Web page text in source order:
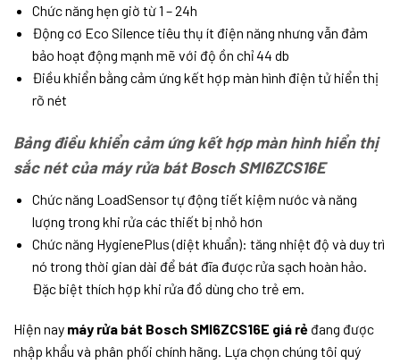
Chức năng hẹn giờ từ 1 – 24h
Động cơ Eco Silence tiêu thụ ít điện năng nhưng vẫn đảm
bảo hoạt động mạnh mẽ với độ ồn chỉ 44 db
Điều khiển bằng cảm ứng kết hợp màn hình điện tử hiển thị
rõ nét
Bảng điều khiển cảm ứng kết hợp màn hình hiển thị
sắc nét của máy rửa bát Bosch SMI6ZCS16E
Chức năng LoadSensor tự động tiết kiệm nước và năng
lượng trong khi rửa các thiết bị nhỏ hơn
Chức năng HygienePlus (diệt khuẩn): tăng nhiệt độ và duy trì
nó trong thời gian dài để bát đĩa được rửa sạch hoàn hảo.
Đặc biệt thích hợp khi rửa đồ dùng cho trẻ em.
Hiện nay máy rửa bát Bosch SMI6ZCS16E giá rẻ đang được
nhập khẩu và phân phối chính hãng. Lựa chọn chúng tôi quý